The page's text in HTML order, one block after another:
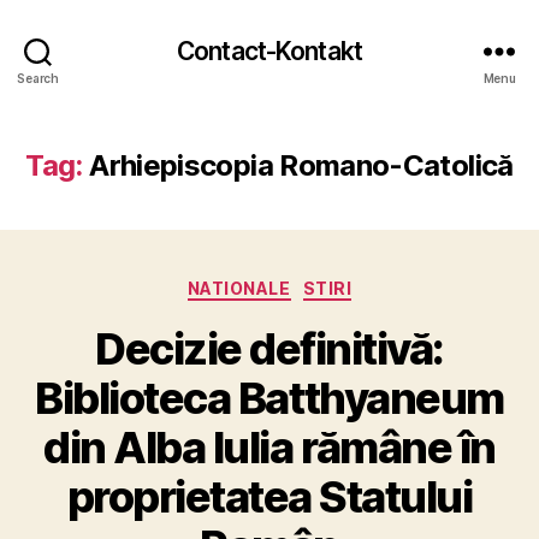
Search
Contact-Kontakt
Menu
Tag: Arhiepiscopia Romano-Catolică
Categories
NATIONALE STIRI
Decizie definitivă:
Biblioteca Batthyaneum
din Alba Iulia rămâne în
proprietatea Statului